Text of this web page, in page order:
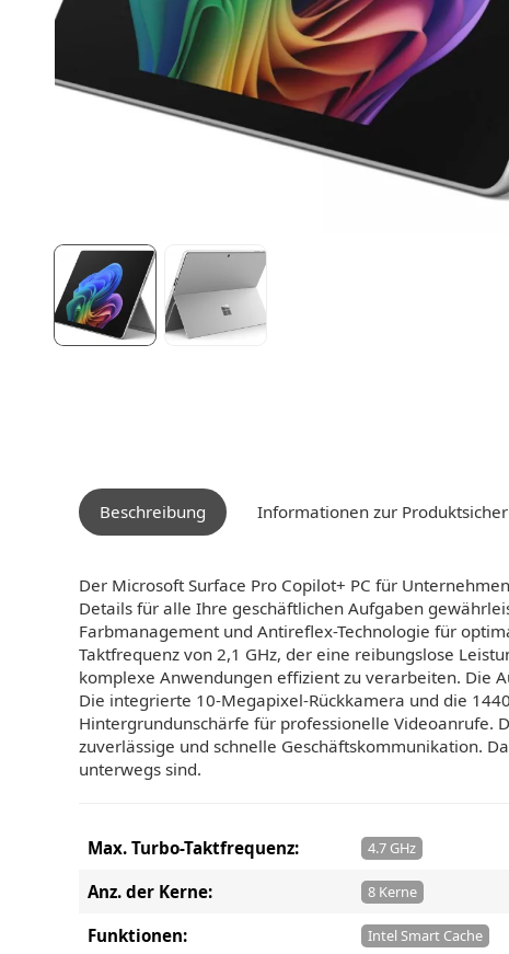
Beschreibung Informationen zur
Der Microsoft Surface Pro Copilot+ PC für
Details für alle Ihre geschäftlichen Aufgaben
Farbmanagement und Antireflex-Technologie für
Taktfrequenz von 2,1 GHz, der eine reibungslose
komplexe Anwendungen effizient zu verarbeiten. Die
Die integrierte 10-Megapixel-Rückkamera und die
Hintergrundunschärfe für professionelle Videoanrufe.
zuverlässige und schnelle Geschäftskommunikation.
unterwegs sind.
Max. Turbo-Taktfrequenz: 4.7 GHz
Anz. der Kerne: 8 Kerne
Funktionen: Intel Smart Cache